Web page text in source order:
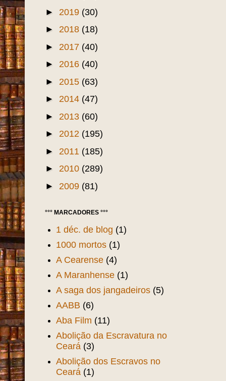
► 2019 (30)
► 2018 (18)
► 2017 (40)
► 2016 (40)
► 2015 (63)
► 2014 (47)
► 2013 (60)
► 2012 (195)
► 2011 (185)
► 2010 (289)
► 2009 (81)
°°° MARCADORES °°°
1 déc. de blog (1)
1000 mortos (1)
A Cearense (4)
A Maranhense (1)
A saga dos jangadeiros (5)
AABB (6)
Aba Film (11)
Abolição da Escravatura no
Ceará (3)
Abolição dos Escravos no
Ceará (1)